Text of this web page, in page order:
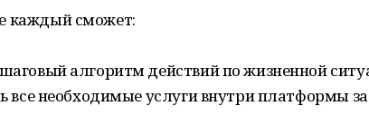
каждый сможет:
алгоритм действий по жизненной
все необходимые услуги внутри платформы